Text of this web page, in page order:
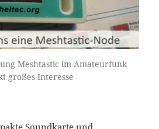
Meshtastic im Amateurfunk
großes Interesse